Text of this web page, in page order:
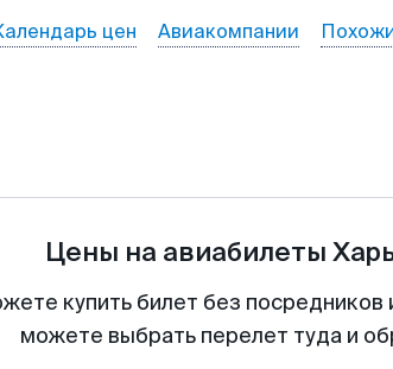
цен Авиакомпании
Цены на авиабилеты
купить билет без
можете выбрать перелет туда и